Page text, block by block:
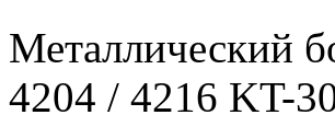
Металлический
4204 / 4216 KT-